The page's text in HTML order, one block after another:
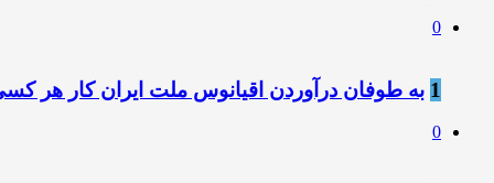
0
1 به طوفان درآوردن اقیانوس ملت ایران کار هر
0